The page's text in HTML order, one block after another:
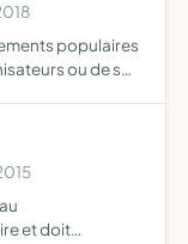
populaires
ou de sa
et doit